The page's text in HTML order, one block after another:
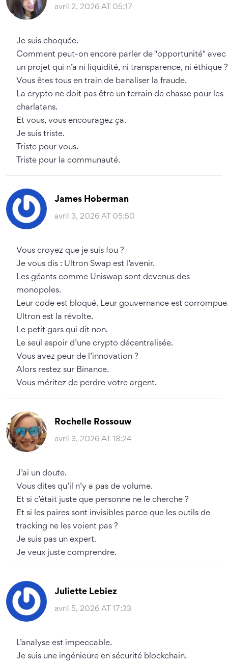
avril 2, 2026 AT 05:17
Je suis choquée.
Comment peut-on encore parler de "opportunité" avec
un projet qui n’a ni liquidité, ni transparence, ni éthique ?
Vous êtes tous en train de banaliser la fraude.
La crypto ne doit pas être un terrain de chasse pour les
charlatans.
Et vous, vous encouragez ça.
Je suis triste.
Triste pour vous.
Triste pour la communauté.
James Hoberman
avril 3, 2026 AT 05:50
Vous croyez que je suis fou ?
Je vous dis : Ultron Swap est l’avenir.
Les géants comme Uniswap sont devenus des
monopoles.
Leur code est bloqué. Leur gouvernance est
Ultron est la révolte.
Le petit gars qui dit non.
Le seul espoir d’une crypto décentralisée.
Vous avez peur de l’innovation ?
Alors restez sur Binance.
Vous méritez de perdre votre argent.
Rochelle Rossouw
avril 3, 2026 AT 18:24
J’ai un doute.
Vous dites qu’il n’y a pas de volume.
Et si c’était juste que personne ne le cherche ?
Et si les paires sont invisibles parce que les outils de
tracking ne les voient pas ?
Je suis pas un expert.
Je veux juste comprendre.
Juliette Lebiez
avril 5, 2026 AT 17:33
L’analyse est impeccable.
Je suis une ingénieure en sécurité blockchain.